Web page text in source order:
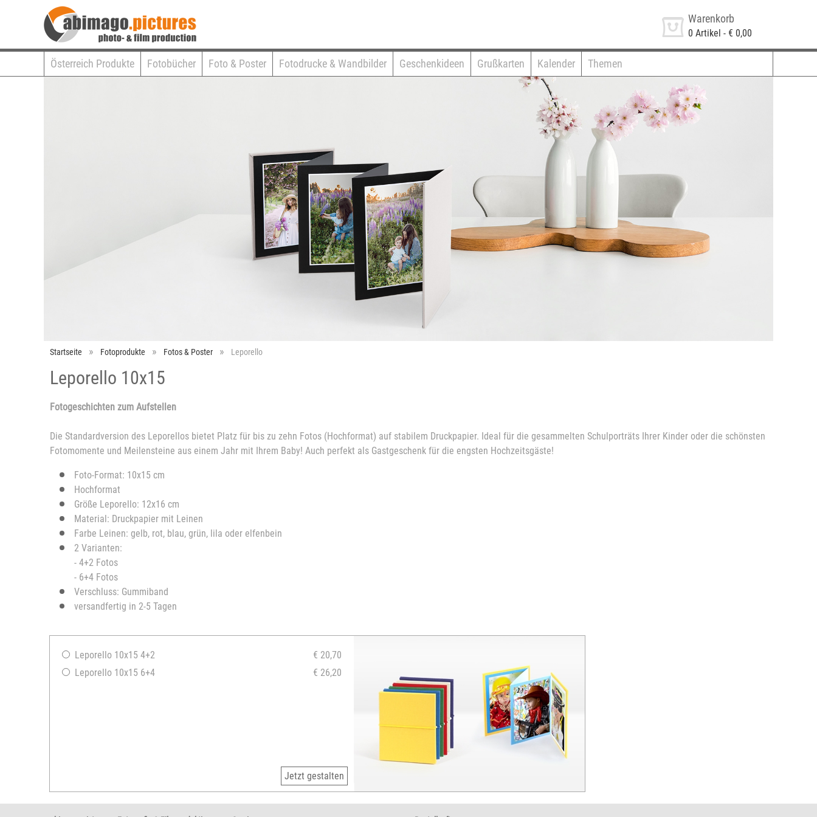
Warenkorb
0 Artikel - € 0,00
Österreich Produkte Fotobücher Foto & Poster Fotodrucke & Wandbilder Geschenkideen Grußkarten Kalender Themen
Startseite Fotoprodukte Fotos & Poster Leporello
Leporello 10x15
Fotogeschichten zum Aufstellen
Die Standardversion des Leporellos bietet Platz für bis zu zehn Fotos (Hochformat) auf stabilem Druckpapier. Ideal für die gesammelten Schulporträts Ihrer Kinder oder die schönsten
Fotomomente und Meilensteine aus einem Jahr mit Ihrem Baby! Auch perfekt als Gastgeschenk für die engsten Hochzeitsgäste!
Foto-Format: 10x15 cm
Hochformat
Größe Leporello: 12x16 cm
Material: Druckpapier mit Leinen
Farbe Leinen: gelb, rot, blau, grün, lila oder elfenbein
2 Varianten:
- 4+2 Fotos
- 6+4 Fotos
Verschluss: Gummiband
versandfertig in 2-5 Tagen
Leporello 10x15 4+2
€ 20,70
Leporello 10x15 6+4
€ 26,20
Jetzt gestalten